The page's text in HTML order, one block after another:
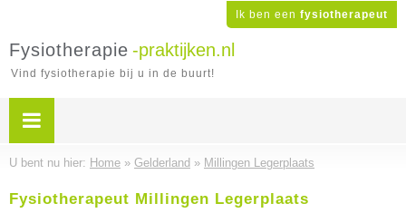
Ik ben een fysiotherapeut
Fysiotherapie -praktijken.nl
Vind fysiotherapie bij u in de buurt!
U bent nu hier: Home » Gelderland » Millingen Legerplaats
Fysiotherapeut Millingen Legerplaats